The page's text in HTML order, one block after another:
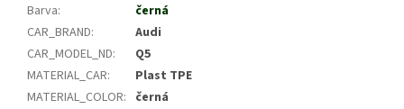
Barva:
černá
CAR_BRAND:
Audi
CAR_MODEL_ND:
Q5
MATERIAL_CAR:
Plast TPE
MATERIAL_COLOR: černá